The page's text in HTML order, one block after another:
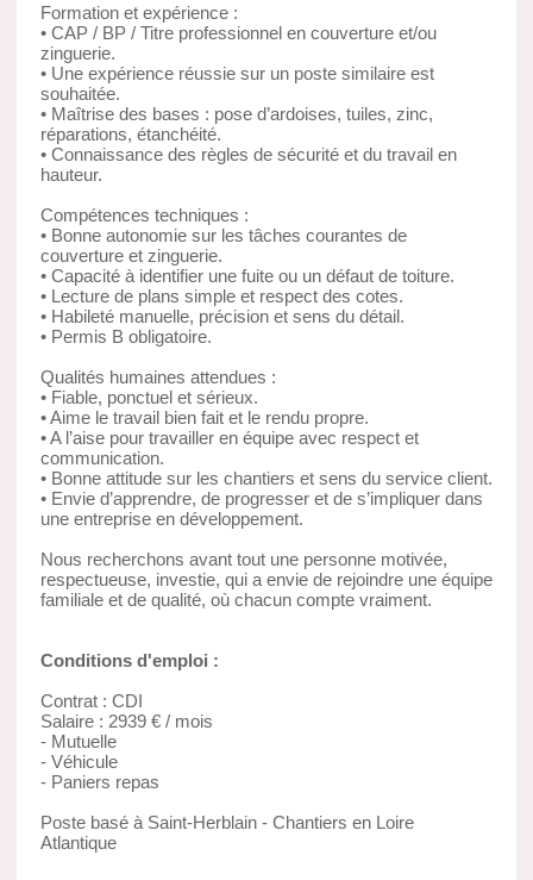
Formation et expérience :
• CAP / BP / Titre professionnel en couverture et/ou
zinguerie.
• Une expérience réussie sur un poste similaire est
souhaitée.
• Maîtrise des bases : pose d’ardoises, tuiles, zinc,
réparations, étanchéité.
• Connaissance des règles de sécurité et du travail en
hauteur.
Compétences techniques :
• Bonne autonomie sur les tâches courantes de
couverture et zinguerie.
• Capacité à identifier une fuite ou un défaut de toiture.
• Lecture de plans simple et respect des cotes.
• Habileté manuelle, précision et sens du détail.
• Permis B obligatoire.
Qualités humaines attendues :
• Fiable, ponctuel et sérieux.
• Aime le travail bien fait et le rendu propre.
• A l’aise pour travailler en équipe avec respect et
communication.
• Bonne attitude sur les chantiers et sens du service client.
• Envie d’apprendre, de progresser et de s’impliquer dans
une entreprise en développement.
Nous recherchons avant tout une personne motivée,
respectueuse, investie, qui a envie de rejoindre une équipe
familiale et de qualité, où chacun compte vraiment.
Conditions d'emploi :
Contrat : CDI
Salaire : 2939 € / mois
- Mutuelle
- Véhicule
- Paniers repas
Poste basé à Saint-Herblain - Chantiers en Loire
Atlantique